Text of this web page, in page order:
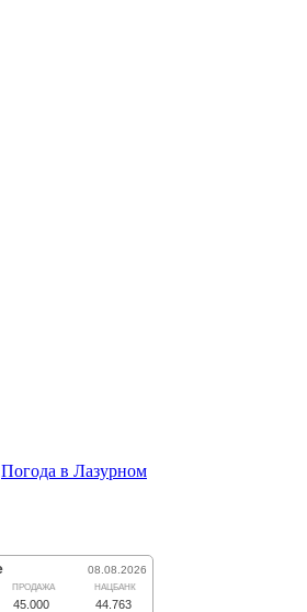
Погода в Лазурном